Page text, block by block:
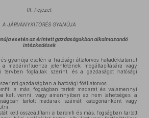
III. Fejezet
A JÁRVÁNYKITÖRÉS GYANÚJA
esetén az érintett gazdaságokban alkalmazandó
intézkedések
gyanúja esetén a hatósági állatorvos haladéktalanul
a madárinfluenza jelenlétének megállapítására vagy
tervben foglaltak szerint, és a gazdaságot hatósági
szerinti gazdaságban a hatósági főállatorvos
a más, fogságban tartott madarat és valamennyi
kell venni, vagy amennyiben ez nem lehetséges, a
tartott madarak számát kategóriánként vagy
kell összeállítani a baromfi és más, fogságban tartott